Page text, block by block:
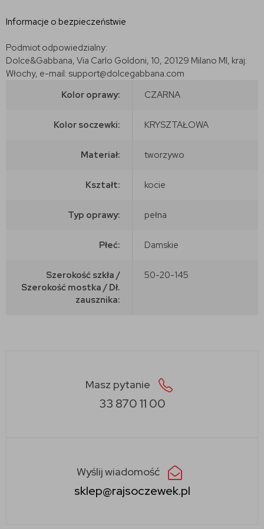
Informacje o bezpieczeństwie
Podmiot odpowiedzialny:
Dolce&Gabbana, Via Carlo Goldoni, 10, 20129 Milano MI, kraj:
Włochy, e-mail: support@dolcegabbana.com
Kolor oprawy:
CZARNA
Kolor soczewki: KRYSZTAŁOWA
Materiał: tworzywo
Kształt: kocie
Typ oprawy: pełna
Płeć: Damskie
Szerokość szkła /
Szerokość mostka / Dł.
zausznika:
50-20-145
Masz pytanie
33 870 11 00
Wyślij wiadomość
sklep@rajsoczewek.pl